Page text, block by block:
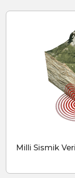
Milli Sismik Veri